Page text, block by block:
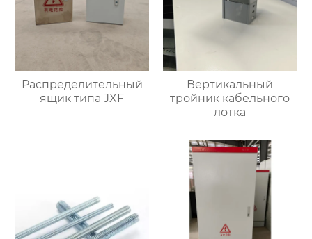
Распределительный
ящик типа JXF
Вертикальный
тройник кабельного
лотка